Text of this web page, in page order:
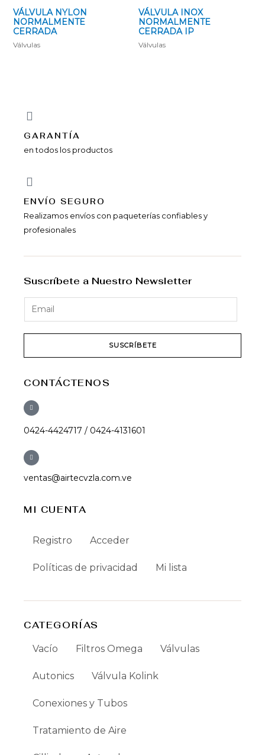
VÁLVULA NYLON
NORMALMENTE
CERRADA
Válvulas
VÁLVULA INOX
NORMALMENTE
CERRADA IP
Válvulas
GARANTÍA
en todos los productos
ENVÍ­O SEGURO
Realizamos envíos con paqueterías confiables y
profesionales
Suscríbete a Nuestro Newsletter
SUSCRÍBETE
CONTÁCTENOS
0424-4424717 / 0424-4131601
ventas@airtecvzla.com.ve
MI CUENTA
Registro Acceder
Políticas de privacidad Mi lista
CATEGORÍAS
Vacío Filtros Omega Válvulas
Autonics Válvula Kolink
Conexiones y Tubos
Tratamiento de Aire